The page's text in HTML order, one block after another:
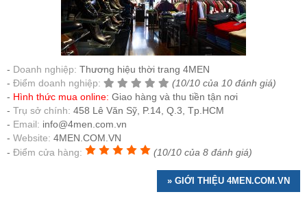
Doanh nghiệp: Thương hiệu thời trang 4MEN
Điểm doanh nghiệp:
(10/10 của 10 đánh giá)
Hình thức mua online: Giao hàng và thu tiền tận nơi
Trụ sở chính: 458 Lê Văn Sỹ, P.14, Q.3, Tp.HCM
Email: info@4men.com.vn
Website: 4MEN.COM.VN
Điểm cửa hàng:
(10/10 của 8 đánh giá)
» GIỚI THIỆU 4MEN.COM.VN